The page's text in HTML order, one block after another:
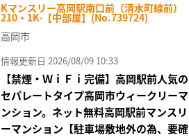
Kマンスリー高岡駅南口前（清水町線前）
210・1K-【中部屋】(No.739724)
高岡市
情報更新日 2026/08/09 10:33
【禁煙・ＷｉＦｉ完備】高岡駅前人気の
セパレートタイプ高岡市ウィークリーマ
ンション。ネット無料高岡駅前マンスリ
ーマンション【駐車場敷地外の為、要確